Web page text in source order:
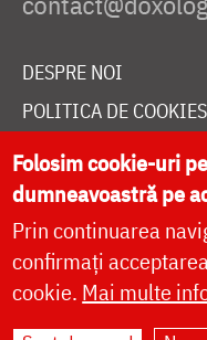
DESPRE NOI
POLITICA DE COOKIES
DONEAZĂ ONLINE
LIVE
Folosim cookie-uri
dumneavoastră pe
Prin continuarea
confirmați
cookie. Mai multe